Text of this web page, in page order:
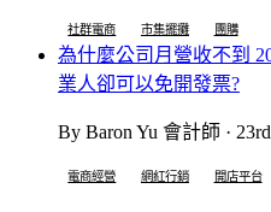
社群電商 市集擺攤 團購
為什麼公司月營收不到
業人卻可以免開發票?
By Baron Yu 會計師 ·
電商經營 網紅行銷 開店平台